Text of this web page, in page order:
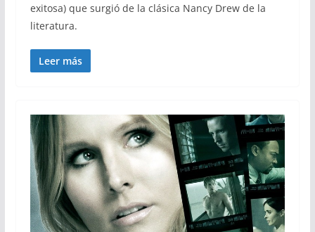
exitosa) que surgió de la clásica Nancy Drew de la
literatura.
Leer más